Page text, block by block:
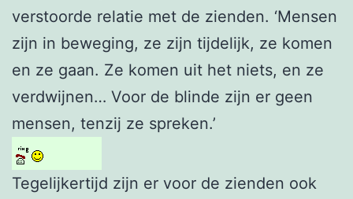
verstoorde relatie met de zienden. ‘Mensen
zijn in beweging, ze zijn tijdelijk, ze komen
en ze gaan. Ze komen uit het niets, en ze
verdwijnen… Voor de blinde zijn er geen
mensen, tenzij ze spreken.’
Tegelijkertijd zijn er voor de zienden ook